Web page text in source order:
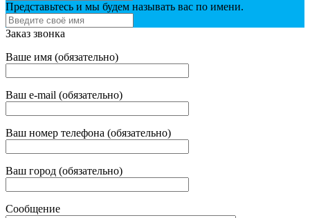
Представьтесь и мы будем называть вас по имени.
Заказ звонка
Ваше имя (обязательно)
Ваш e-mail (обязательно)
Ваш номер телефона (обязательно)
Ваш город (обязательно)
Сообщение